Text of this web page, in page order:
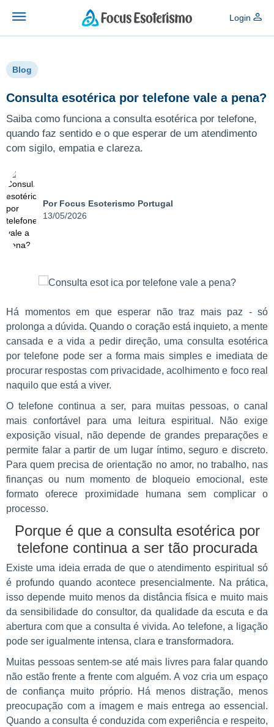
Login
Blog
Consulta esotérica por telefone vale a pena?
Saiba como funciona a consulta esotérica por telefone,
quando faz sentido e o que esperar de um atendimento
com sigilo, empatia e clareza.
Por Focus Esoterismo Portugal
13/05/2026
Há momentos em que esperar não traz mais paz - só
prolonga a dúvida. Quando o coração está inquieto, a mente
cansada e a vida a pedir direção, uma consulta esotérica
por telefone pode ser a forma mais simples e imediata de
procurar respostas com privacidade, acolhimento e foco real
naquilo que está a viver.
O telefone continua a ser, para muitas pessoas, o canal
mais confortável para uma leitura espiritual. Não exige
exposição visual, não depende de grandes preparações e
permite falar a partir de um lugar íntimo, seguro e discreto.
Para quem precisa de orientação no amor, no trabalho, nas
finanças ou num momento de bloqueio emocional, este
formato oferece proximidade humana sem complicar o
processo.
Porque é que a consulta esotérica por
telefone continua a ser tão procurada
Existe uma ideia errada de que o atendimento espiritual só
é profundo quando acontece presencialmente. Na prática,
isso depende muito menos da distância física e muito mais
da sensibilidade do consultor, da qualidade da escuta e da
abertura com que a consulta é vivida. Ao telefone, a ligação
pode ser igualmente intensa, clara e transformadora.
Muitas pessoas sentem-se até mais livres para falar quando
não estão frente a frente com alguém. A voz cria um espaço
de confiança muito próprio. Há menos distração, menos
preocupação com a imagem e mais entrega ao essencial.
Quando a consulta é conduzida com experiência e respeito,